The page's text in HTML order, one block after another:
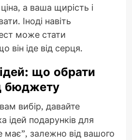
а ваша щирість і
Іноді навіть
може стати
він іде від серця.
що обрати
бюджету
вибір, давайте
ідей подарунків для
має”, залежно від вашого